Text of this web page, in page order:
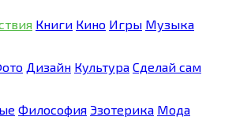
Книги Кино Игры Музыка
Дизайн Культура Сделай сам
Философия Эзотерика Мода